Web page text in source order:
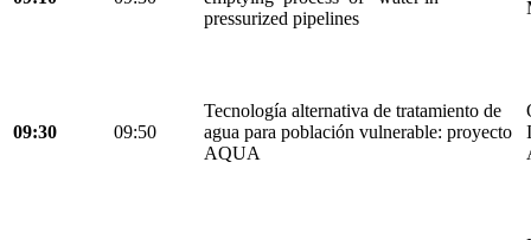
pressurized pipelines
09:30 09:50
Tecnología alternativa de tratamiento de
agua para población vulnerable: proyecto
AQUA